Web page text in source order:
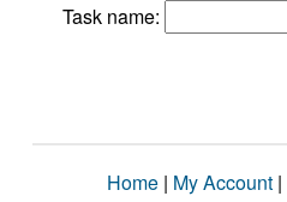
Task name:
Home | My Account |